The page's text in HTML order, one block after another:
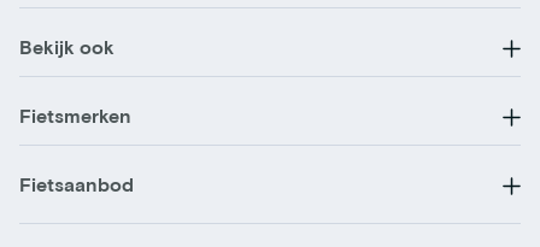
Bekijk ook
Fietsmerken
Fietsaanbod